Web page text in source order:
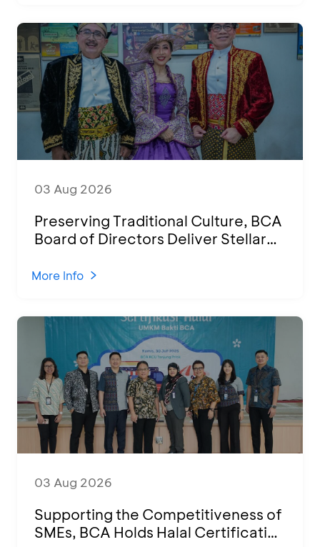
03 Aug 2026
Preserving Traditional Culture, BCA
Board of Directors Deliver Stellar
2026
More Info
03 Aug 2026
Supporting the Competitiveness of
SMEs, BCA Holds Halal Certification